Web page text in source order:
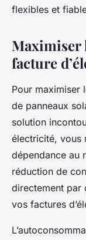
flexibles et
Maximiser
facture
Pour maximiser
de panneaux
solution
électricité, vous
dépendance au
réduction de
directement par
vos factures